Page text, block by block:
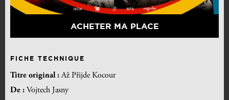
ACHETER MA PLACE
FICHE TECHNIQUE
Titre original :Až Přijde Kocour
De : Vojtech Jasny